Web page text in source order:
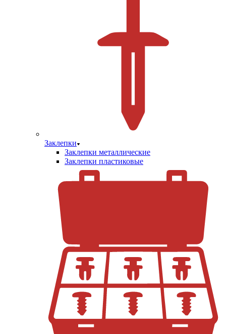
Заклепки
Заклепки металлические
Заклепки пластиковые